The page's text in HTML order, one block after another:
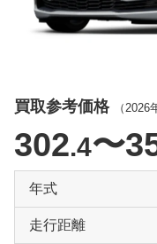
買取参考価格 （ 2026
302.4〜
年式
走行距離